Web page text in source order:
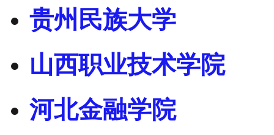
贵州民族大学
山西职业技术学院
河北金融学院